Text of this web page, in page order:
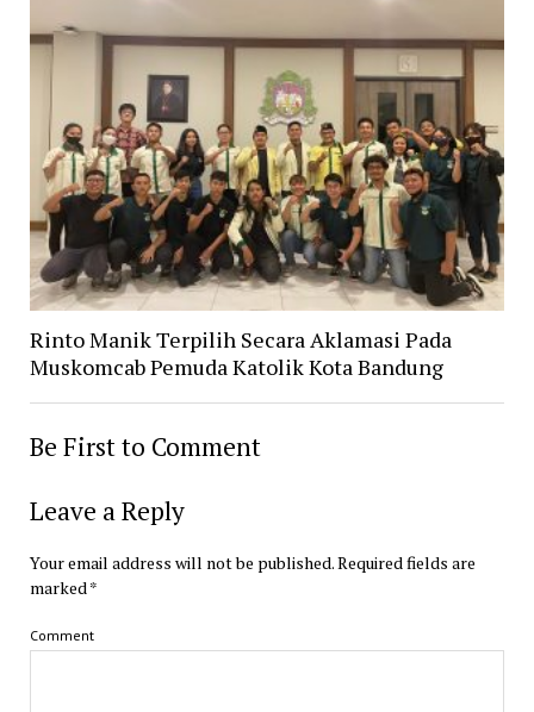
Rinto Manik Terpilih Secara Aklamasi Pada
Muskomcab Pemuda Katolik Kota Bandung
Be First to Comment
Leave a Reply
Your email address will not be published.Required fields are
marked*
Comment